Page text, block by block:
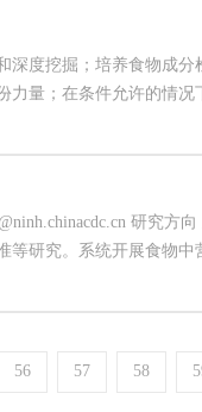
度挖掘；培养食物成
力量；在条件允许的情
研究方
研究。系统开展食物
56 57 58